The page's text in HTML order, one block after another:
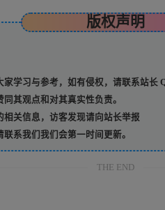
版权声明
学习与参考，如有侵权，请联系站长
其观点和对其真实性负责。
关信息，访客发现请向站长举报
系我们我们会第一时间更新。
THE END